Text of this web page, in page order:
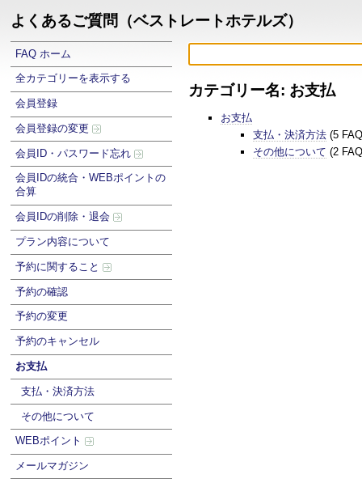
よくあるご質問（ベストレートホテルズ）
FAQ ホーム
全カテゴリーを表示する
会員登録
会員登録の変更
会員ID・パスワード忘れ
会員IDの統合・WEBポイントの
合算
会員IDの削除・退会
プラン内容について
予約に関すること
予約の確認
予約の変更
予約のキャンセル
お支払
支払・決済方法
その他について
WEBポイント
メールマガジン
カテゴリー名: お支払
お支払
支払・決済方法(5
その他について (2